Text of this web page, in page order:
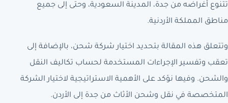
تتنوع أغراضه من جدة، المدينة السعودية، وحتى إلى جميع
مناطق المملكة الأردنية.
وتتعلق هذه المقالة بتحديد اختيار شركة شحن، بالإضافة إلى
تعقب وتفسير الإجراءات المستخدمة لحساب تكاليف النقل
والشحن. وفيها نؤكد على الأهمية الاستراتيجية لاختيار الشركة
المتخصصة في نقل وشحن الأثاث من جدة إلى الأردن.